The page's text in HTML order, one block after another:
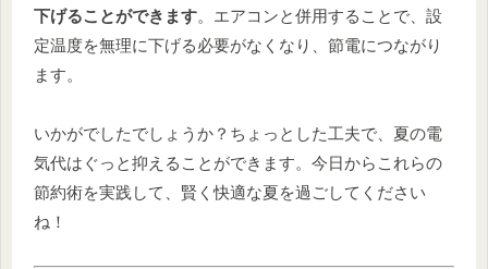
下げることができます。エアコンと併用することで、設
定温度を無理に下げる必要がなくなり、節電につながり
ます。
いかがでしたでしょうか？ちょっとした工夫で、夏の電
気代はぐっと抑えることができます。今日からこれらの
節約術を実践して、賢く快適な夏を過ごしてください
ね！